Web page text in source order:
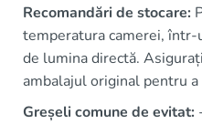
Recomandări de stocare:
temperatura camerei,
de lumina directă.
ambalajul original pentru
Greșeli comune de evitat: